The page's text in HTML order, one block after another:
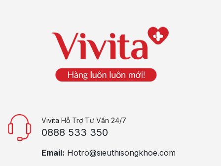
Vivita Hỗ Trợ Tư Vấn 24/7
0888 533 350
Email: Hotro@sieuthisongkhoe.com